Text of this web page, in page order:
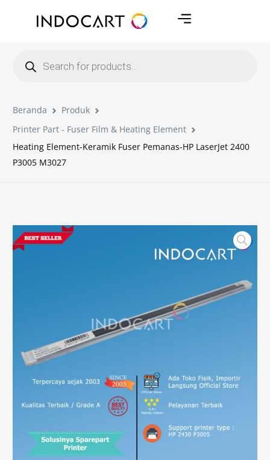
Beranda
Produk
Printer Part - Fuser Film & Heating Element
Heating Element-Keramik Fuser Pemanas-HP LaserJet 2400
P3005 M3027